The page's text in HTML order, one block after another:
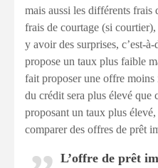
mais aussi les différents frais
frais de courtage (si
y avoir des surprises, c’est-
propose un taux plus faible
fait proposer une offre moins
du crédit sera plus élevé que
proposant un taux plus
comparer des offres de prêt
L’offre de prêt